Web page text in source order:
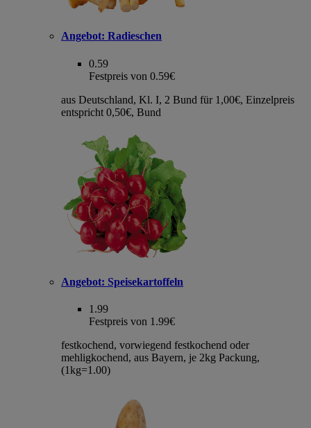
Angebot: Radieschen
0.59
Festpreis von 0.59€
aus Deutschland, Kl. I, 2 Bund für 1,00€, Einzelpreis
entspricht 0,50€, Bund
Angebot: Speisekartoffeln
1.99
Festpreis von 1.99€
festkochend, vorwiegend festkochend oder
mehligkochend, aus Bayern, je 2kg Packung,
(1kg=1.00)